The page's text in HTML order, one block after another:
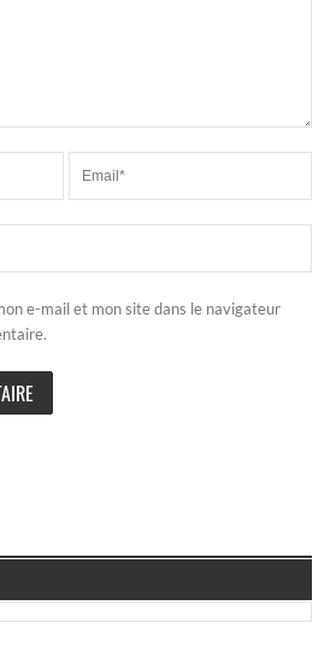
e-mail et mon site dans le navigateur